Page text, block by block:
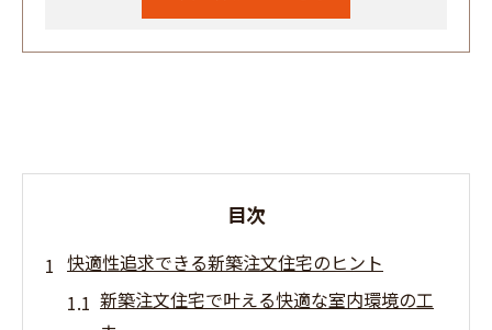
目次
快適性追求できる新築注文住宅のヒント
新築注文住宅で叶える快適な室内環境の工